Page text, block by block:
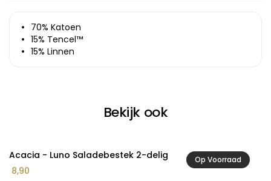
70% Katoen
15% Tencel™
15% Linnen
Bekijk ook
Op Voorraad
Acacia - Luno Saladebestek 2-delig
8,90